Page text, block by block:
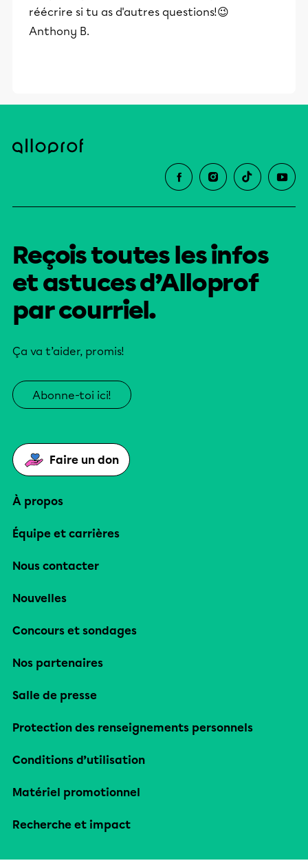
réécrire si tu as d'autres questions!😉
Anthony B.
Reçois toutes les infos
et astuces d’Alloprof
par courriel.
Ça va t’aider, promis!
Abonne-toi ici!
Faire un don
À propos
Équipe et carrières
Nous contacter
Nouvelles
Concours et sondages
Nos partenaires
Salle de presse
Protection des renseignements personnels
Conditions d’utilisation
Matériel promotionnel
Recherche et impact